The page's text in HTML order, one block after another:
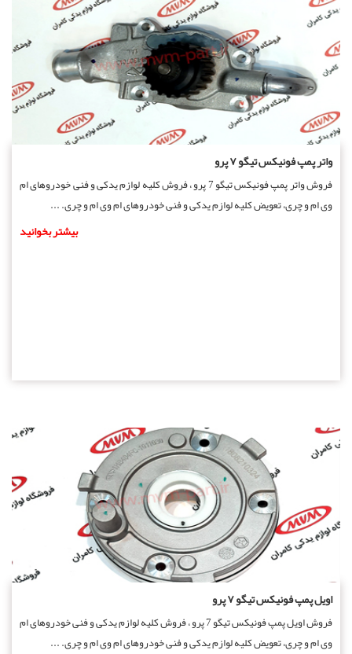
واتر پمپ فونیکس تیگو ۷ پرو
فروش واتر پمپ فونیکس تیگو 7 پرو ، فروش کلیه لوازم یدکی و فنی خودروهای ام
وی ام و چری، تعویض کلیه لوازم یدکی و فنی خودروهای ام وی ام و چری. ...
بیشتر بخوانید
اویل پمپ فونیکس تیگو ۷ پرو
فروش اویل پمپ فونیکس تیگو 7 پرو ، فروش کلیه لوازم یدکی و فنی خودروهای ام
وی ام و چری، تعویض کلیه لوازم یدکی و فنی خودروهای ام وی ام و چری. ...